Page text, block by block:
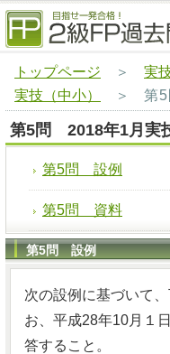
トップページ ＞ 実
実技（中小）
＞ 第5
第5問 2018年1月実
第5問 設例
第5問 資料
第5問 設例
次の設例に基づいて
お、平成28年10月１
答すること。